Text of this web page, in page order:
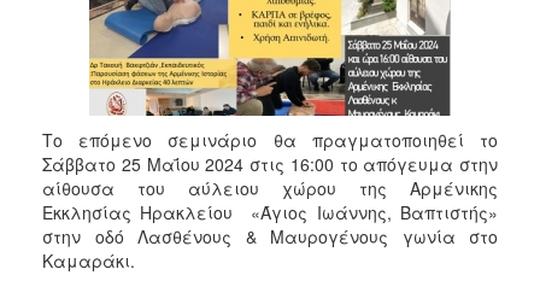
2013
2012
2011
2010
2006
Το επόμενο σεμινάριο θα πραγματοποιηθεί το
Σάββατο 25 Μαΐου 2024 στις 16:00 το απόγευμα στην
αίθουσα του αύλειου χώρου της Αρμένικης
Εκκλησίας Ηρακλείου «Άγιος Ιωάννης, Βαπτιστής»
στην οδό Λασθένους & Μαυρογένους γωνία στο
Καμαράκι.